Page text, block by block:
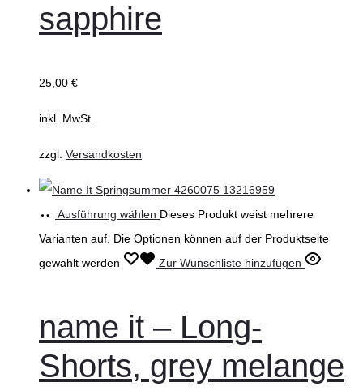
sapphire
25,00 €
inkl. MwSt.
zzgl. Versandkosten
Ausführung wählen Dieses Produkt weist mehrere
Varianten auf. Die Optionen können auf der Produktseite
gewählt werden
Zur Wunschliste hinzufügen
name it – Long-
Shorts, grey melange